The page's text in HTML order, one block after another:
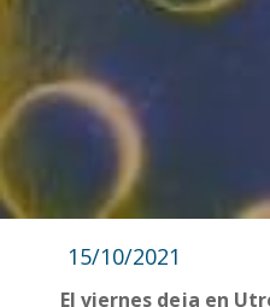
15/10/2021
El viernes deja en